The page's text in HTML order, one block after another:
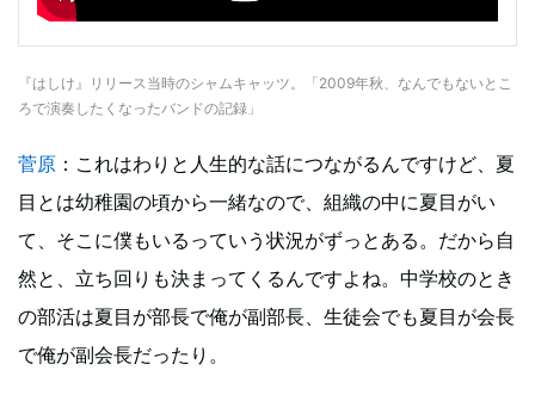
『はしけ』リリース当時のシャムキャッツ。「2009年秋、なんでもないとこ
ろで演奏したくなったバンドの記録」
菅原 ：これはわりと人生的な話につながるんですけど、夏
目とは幼稚園の頃から一緒なので、組織の中に夏目がい
て、そこに僕もいるっていう状況がずっとある。だから自
然と、立ち回りも決まってくるんですよね。中学校のとき
の部活は夏目が部長で俺が副部長、生徒会でも夏目が会長
で俺が副会長だったり。